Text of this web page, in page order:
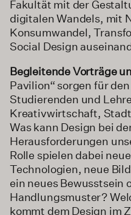
Fakultät mit der
digitalen Wandels, mit
Konsumwandel,
Social Design
Begleitende Vorträge
Pavilion“ sorgen für
Studierenden und
Kreativwirtschaft,
Was kann Design bei
Herausforderungen
Rolle spielen dabei
Technologien, neue
ein neues Bewusstsein
Handlungsmuster?
kommt dem Design im